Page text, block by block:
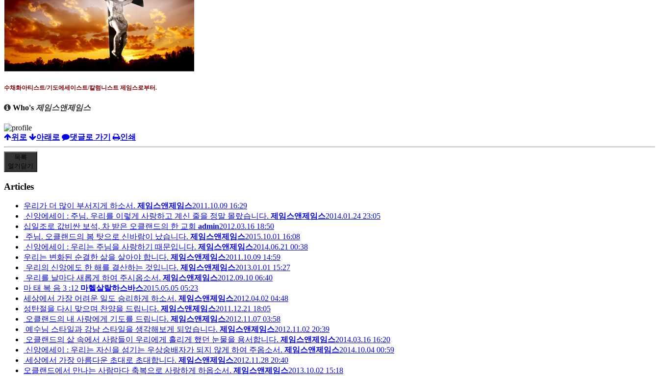
수채화아티스트/기도에세이스트/칼럼니스트 제임스로부터.
Who's 제임스앤제임스
위로 아래로 댓글로 가기 인쇄
목록
열기 닫기
Articles
우리가 더 많이 부서지게 하소서. 제임스앤제임스2011.10.09 16:29
신앙에세이 : 주님. 우리를 이렇게 사랑하고 계신 줄을 정말 몰랐습니다. 제임스앤제임스2014.01.24 23:05
십일조로 값비싼 보석, 차 받은 오클랜드의 한 교회 admin2012.03.16 18:50
주님. 오클랜드의 봄 탓으로 신바람이 났습니다. 제임스앤제임스2015.10.01 16:08
신앙에세이 : 우리는 주님을 사랑하기 때문입니다. 제임스앤제임스2014.06.21 00:38
우리는 변화된 순결한 삶을 살아야 합니다. 제임스앤제임스2011.10.09 14:59
우리의 신앙에도 한 해를 결산하는 것입니다. 제임스앤제임스2013.01.01 15:27
우리를 날마다 새롭게 하여 주시옵소서. 제임스앤제임스2012.09.10 06:40
마 태 복 음 3 :12 마헬살랄하스바스2015.05.05 05:23
세상에서 가장 어려운 일도 승리하게 하소서. 제임스앤제임스2012.04.02 04:48
성탄절을 다시 맞으며 찬양을 드립니다. 제임스앤제임스2011.12.21 18:05
오클랜드의 내 사랑에게 기도를 드립니다. 제임스앤제임스2012.11.07 03:58
예수님 스타일과 강남 스타일을 생각해보게 되었습니다. 제임스앤제임스2012.11.02 20:39
오클랜드의 삶 속에서 사람들이 우리에게 흘리게 했던 눈물을 용서합니다. 제임스앤제임스2014.03.16 16:20
신앙에세이 : 우리는 자신을 섬기는 우상숭배자가 되지 않게 하여 주옵소서. 제임스앤제임스2014.10.04 00:59
세상에서 가장 아름다운 초대로 초대합니다. 제임스앤제임스2012.11.28 20:40
오클랜드에서 만나는 사람마다 축복으로 사랑하게 하옵소서. 제임스앤제임스2013.10.02 15:18